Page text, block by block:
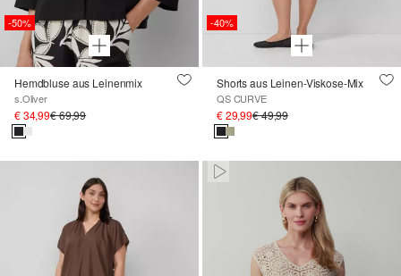
-50%
Hemdbluse aus Leinenmix
s.Oliver
€ 34,99€ 69,99
-40%
Shorts aus Leinen-Viskose-Mix
QS CURVE
€ 29,99€ 49,99
Paused • Muted